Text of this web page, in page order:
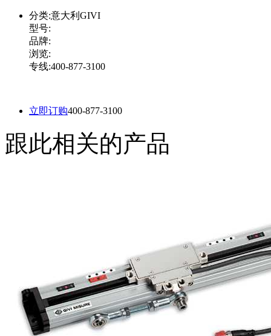
分类:意大利GIVI
型号:
品牌:
浏览:
专线:400-877-3100
立即订购400-877-3100
跟此相关的产品